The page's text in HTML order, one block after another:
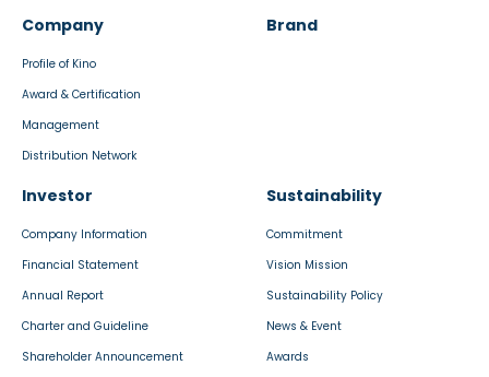
Company
Profile of Kino
Award & Certification
Management
Distribution Network
Brand
Investor
Company Information
Financial Statement
Annual Report
Charter and Guideline
Shareholder Announcement
Sustainability
Commitment
Vision Mission
Sustainability Policy
News & Event
Awards